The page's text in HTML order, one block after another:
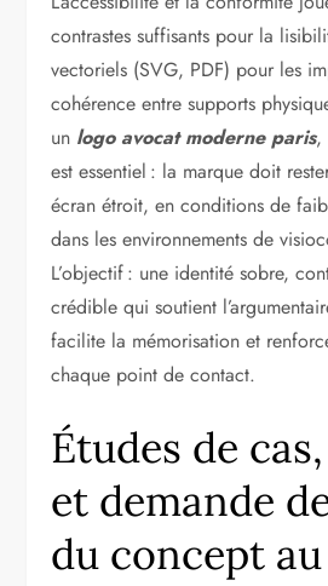
contrastes suffisants pour la
vectoriels (SVG, PDF) pour les
cohérence entre supports
un logo avocat moderne paris,
est essentiel : la marque doit
écran étroit, en conditions de
dans les environnements de
L’objectif : une identité sobre,
crédible qui soutient
facilite la mémorisation et
chaque point de contact.
Études de
et demande
du concept au